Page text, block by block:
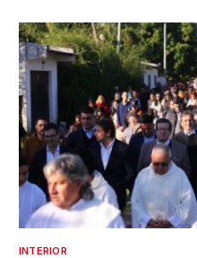
INTERIOR